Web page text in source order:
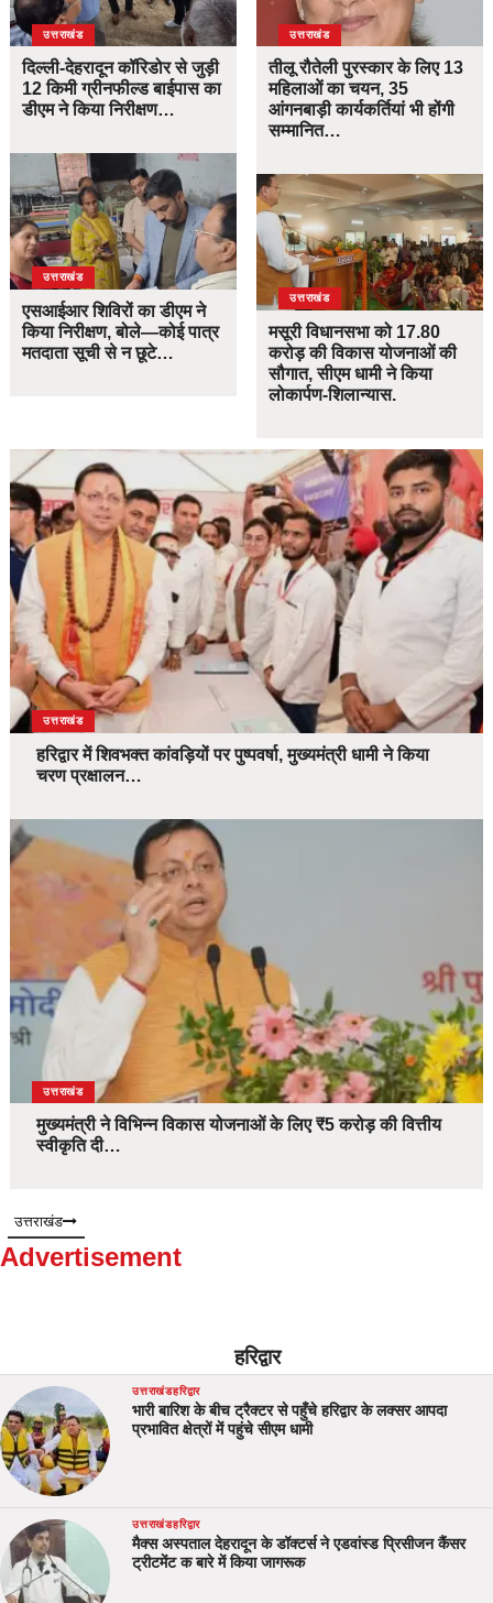
उत्तराखंड
दिल्ली-देहरादून कॉरिडोर से जुड़ी
12 किमी ग्रीनफील्ड बाईपास का
डीएम ने किया निरीक्षण…
उत्तराखंड
एसआईआर शिविरों का डीएम ने
किया निरीक्षण, बोले—कोई पात्र
मतदाता सूची से न छूटे…
उत्तराखंड
तीलू रौतेली पुरस्कार के लिए 13
महिलाओं का चयन, 35
आंगनबाड़ी कार्यकर्तियां भी होंगी
सम्मानित…
उत्तराखंड
मसूरी विधानसभा को 17.80
करोड़ की विकास योजनाओं की
सौगात, सीएम धामी ने किया
लोकार्पण-शिलान्यास.
उत्तराखंड
हरिद्वार में शिवभक्त कांवड़ियों पर पुष्पवर्षा, मुख्यमंत्री धामी ने किया
चरण प्रक्षालन…
उत्तराखंड
मुख्यमंत्री ने विभिन्न विकास योजनाओं के लिए ₹5 करोड़ की वित्तीय
स्वीकृति दी…
उत्तराखंड
Advertisement
हरिद्वार
उत्तराखंडहरिद्वार
भारी बारिश के बीच ट्रैक्टर से पहुँचे हरिद्वार के लक्सर आपदा
प्रभावित क्षेत्रों में पहुंचे सीएम धामी
उत्तराखंडहरिद्वार
मैक्स अस्पताल देहरादून के डॉक्टर्स ने एडवांस्ड प्रिसीजन कैंसर
ट्रीटमेंट क बारे में किया जागरूक